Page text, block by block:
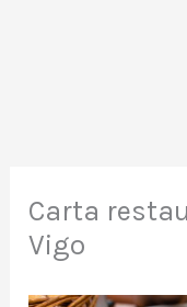
Carta
Vigo